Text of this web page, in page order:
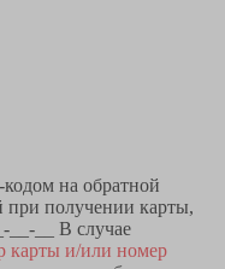
на обратной
при получении карты,
__-__ В случае
карты и/или номер